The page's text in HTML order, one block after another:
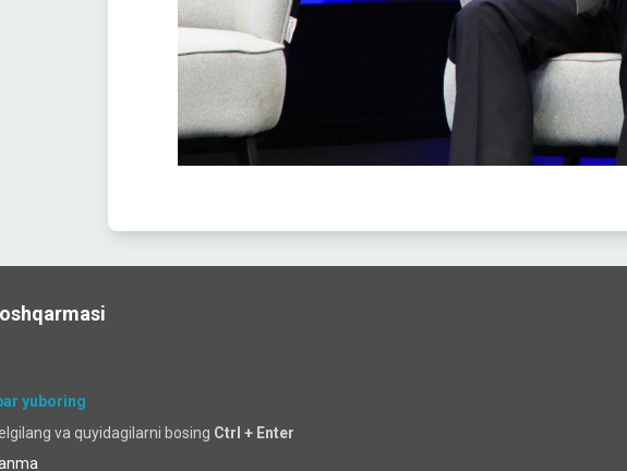
yuboring
va quyidagilarni bosing Ctrl + Enter